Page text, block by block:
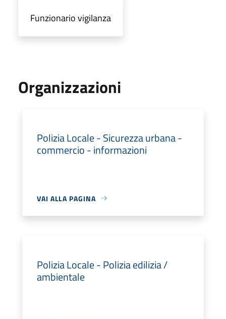
Funzionario vigilanza
Organizzazioni
Polizia Locale - Sicurezza urbana -
commercio - informazioni
VAI ALLA PAGINA
Polizia Locale - Polizia edilizia /
ambientale